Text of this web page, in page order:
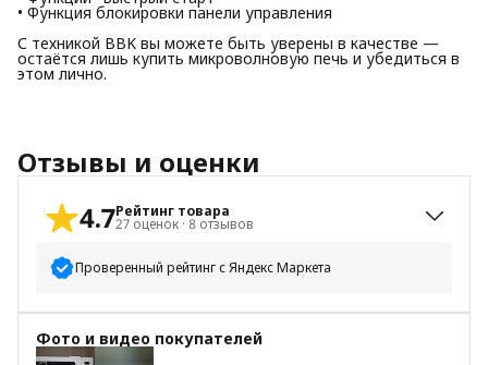
• Функция блокировки панели управления
С техникой BBK вы можете быть уверены в качестве —
остаётся лишь купить микроволновую печь и убедиться в
этом лично.
Отзывы и оценки
4.7Рейтинг товара
27 оценок · 8 отзывов
Проверенный рейтинг с Яндекс Маркета
5 звёзд
23
4 звезды
Фото и видео покупателей